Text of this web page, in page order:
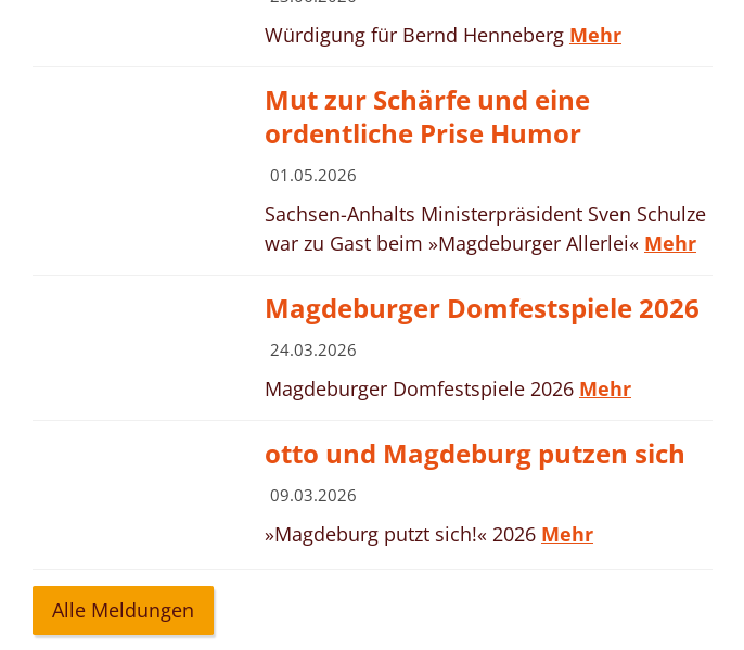
Würdigung für Bernd Henneberg Mehr
Mut zur Schärfe und eine
ordentliche Prise Humor
01.05.2026
Sachsen-Anhalts Ministerpräsident Sven Schulze
war zu Gast beim »Magdeburger Allerlei« Mehr
Magdeburger Domfestspiele 2026
24.03.2026
Magdeburger Domfestspiele 2026 Mehr
otto und Magdeburg putzen sich
09.03.2026
»Magdeburg putzt sich!« 2026 Mehr
Alle Meldungen